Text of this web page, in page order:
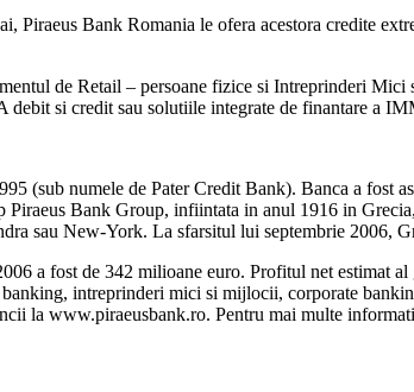
Piraeus Bank Romania le ofera acestora credite
de Retail – persoane fizice si Intreprinderi
si credit sau solutiile integrate de finantare a
(sub numele de Pater Credit Bank). Banca a
Bank Group, infiintata in anul 1916 in
sau New-York. La sfarsitul lui septembrie 2006,
a fost de 342 milioane euro. Profitul net estimat
intreprinderi mici si mijlocii, corporate
la www.piraeusbank.ro. Pentru mai multe